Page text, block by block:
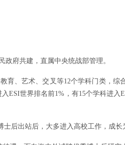
府共建，直属中央统战部管理。
、艺术、交叉等12个学科门类，综
ESI世界排名前1%，有15个学科进
后出站后，大多进入高校工作，成长